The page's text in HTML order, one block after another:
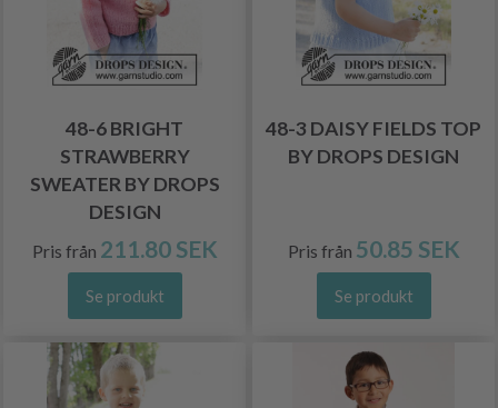
48-6 BRIGHT
STRAWBERRY
SWEATER BY DROPS
DESIGN
Pris från 211.80 SEK
Se produkt
48-3 DAISY FIELDS TOP
BY DROPS DESIGN
Pris från 50.85 SEK
Se produkt